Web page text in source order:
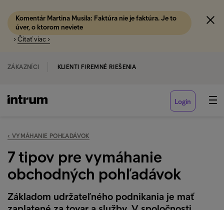
Komentár Martina Musila: Faktúra nie je faktúra. Je to
úver, o ktorom neviete
› Čítať viac ›
ZÁKAZNÍCI KLIENTI FIREMNÉ RIEŠENIA
Login
‹ VYMÁHANIE POHĽADÁVOK
7 tipov pre vymáhanie
obchodných pohľadávok
Základom udržateľného podnikania je mať